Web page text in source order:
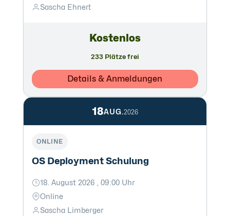
Sascha Ehnert
Kostenlos
233 Plätze frei
Details & Anmeldungen
18AUG.2026
ONLINE
OS Deployment Schulung
18. August 2026 , 09:00 Uhr
Online
Sascha Limberger